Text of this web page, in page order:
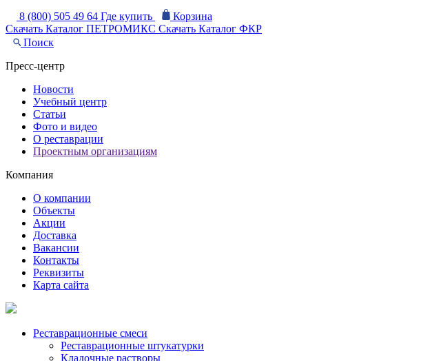
8 (800) 505 49 64 Где купить
Корзина
Скачать Каталог ПЕТРОМИКС Скачать Каталог ФКР
Поиск
Пресс-центр
Новости
Учебный центр
Статьи
Фото и видео
О реставрации
Проектным организациям
Компания
О компании
Объекты
Акции
Доставка
Вакансии
Контакты
Реквизиты
Карта сайта
Реставрационные смеси
Реставрационные штукатурки
Кладочные растворы